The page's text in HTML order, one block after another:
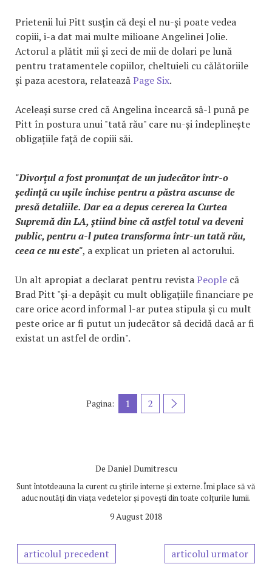
Prietenii lui Pitt susțin că deși el nu-și poate vedea
copiii, i-a dat mai multe milioane Angelinei Jolie.
Actorul a plătit mii și zeci de mii de dolari pe lună
pentru tratamentele copiilor, cheltuieli cu călătoriile
și paza acestora, relateazăPage Six.
Aceleași surse cred că Angelina încearcă să-l pună pe
Pitt în postura unui "tată rău" care nu-și îndeplinește
obligațiile față de copiii săi.
"Divorțul a fost pronunțat de un judecător într-o
ședință cu ușile închise pentru a păstra ascunse de
presă detaliile. Dar ea a depus cererea la Curtea
Supremă din LA, știind bine că astfel totul va deveni
public, pentru a-l putea transforma într-un tată rău,
ceea ce nu este", a explicat un prieten al actorului.
Un alt apropiat a declarat pentru revistaPeople că
Brad Pitt "și-a depășit cu mult obligațiile financiare pe
care orice acord informal l-ar putea stipula și cu mult
peste orice ar fi putut un judecător să decidă dacă ar fi
existat un astfel de ordin".
Pagina: 1 2
De Daniel Dumitrescu
Sunt întotdeauna la curent cu știrile interne și externe. Îmi place să vă
aduc noutăți din viața vedetelor și povești din toate colțurile lumii.
9 August 2018
articolul precedent articolul urmator